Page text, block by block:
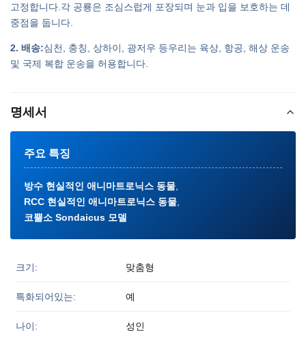
고정합니다.각 공룡은 조심스럽게 포장되며 눈과 입을 보호하는 데
중점을 둡니다.
2. 배송:심천, 충칭, 상하이, 광저우 등우리는 육상, 항공, 해상 운송
및 국제 복합 운송을 허용합니다.
명세서
주요 특징
방수 현실적인 애니마트로닉스 동물
RCC 현실적인 애니마트로닉스 동물
코뿔소 Sondaicus 모델
크기: 맞춤형
특화되어있는: 예
나이: 성인